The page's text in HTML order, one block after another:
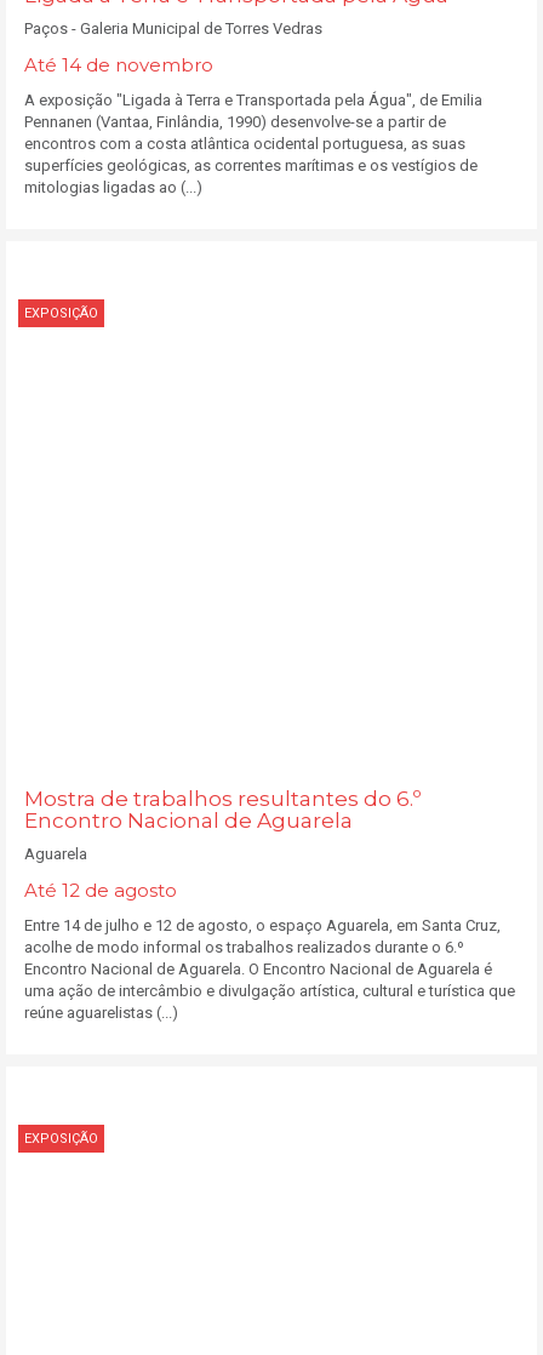
Paços - Galeria Municipal de Torres Vedras
Até 14 de novembro
A exposição "Ligada à Terra e Transportada pela Água", de Emilia
Pennanen (Vantaa, Finlândia, 1990) desenvolve-se a partir de
encontros com a costa atlântica ocidental portuguesa, as suas
superfícies geológicas, as correntes marítimas e os vestígios de
mitologias ligadas ao (...)
EXPOSIÇÃO
Mostra de trabalhos resultantes do 6.º
Encontro Nacional de Aguarela
Aguarela
Até 12 de agosto
Entre 14 de julho e 12 de agosto, o espaço Aguarela, em Santa Cruz,
acolhe de modo informal os trabalhos realizados durante o 6.º
Encontro Nacional de Aguarela. O Encontro Nacional de Aguarela é
uma ação de intercâmbio e divulgação artística, cultural e turística que
reúne aguarelistas (...)
EXPOSIÇÃO